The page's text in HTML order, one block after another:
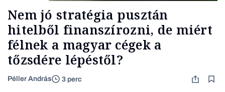
Nem jó stratégia pusztán
hitelből finanszírozni, de miért
félnek a magyar cégek a
tőzsdére lépéstől?
Péller András 3 perc